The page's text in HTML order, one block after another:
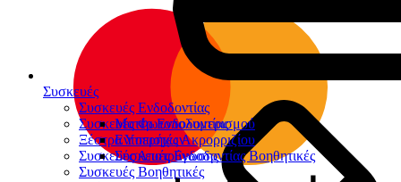
Συσκευές
Συσκευές Ενδοδοντίας
Μοτέρ Ενδοδοντίας
Εντοπιστές Ακρορριζίου
Συσκευές Ενδοδοντίας Βοηθητικές
Συσκευές Φωτοπολυμερισμού
Ξέστρα Υπερήχων
Συσκευές Αποτρύγωσης
Συσκευές Βοηθητικές